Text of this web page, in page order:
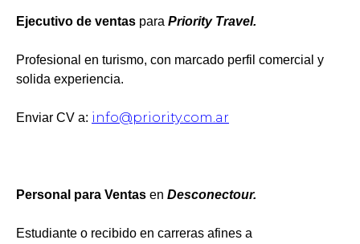
Ejecutivo de ventas para Priority Travel.
Profesional en turismo, con marcado perfil comercial y
solida experiencia.
Enviar CV a: info@priority.com.ar
Personal para Ventas en Desconectour.
Estudiante o recibido en carreras afines a